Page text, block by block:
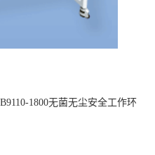
1800无菌无尘安全工作环